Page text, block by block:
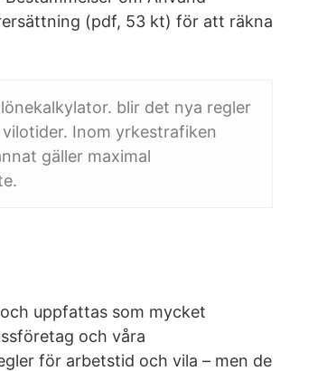
(pdf, 53 kt) för att räkna
blir det nya regler
Inom yrkestrafiken
gäller maximal
uppfattas som mycket
och våra
för arbetstid och vila – men de